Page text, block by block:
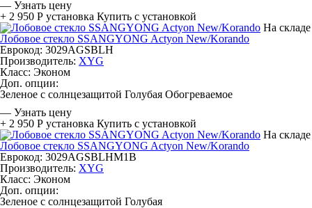
— Узнать цену
+ 2 950 Р установка Купить с установкой
На складе
Лобовое стекло SSANGYONG Actyon New/Korando
Еврокод: 3029AGSBLH
Производитель: XYG
Класс: Эконом
Доп. опции:
Зеленое с солнцезащитой Голубая Обогреваемое
— Узнать цену
+ 2 950 Р установка Купить с установкой
На складе
Лобовое стекло SSANGYONG Actyon New/Korando
Еврокод: 3029AGSBLHM1B
Производитель: XYG
Класс: Эконом
Доп. опции:
Зеленое с солнцезащитой Голубая